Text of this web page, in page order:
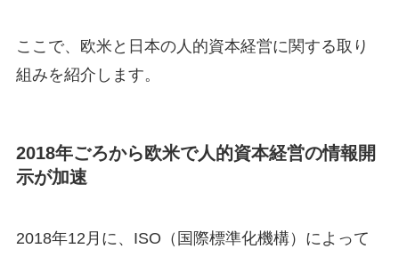
ここで、欧米と日本の人的資本経営に関する取り
組みを紹介します。
2018年ごろから欧米で人的資本経営の情報開
示が加速
2018年12月に、ISO（国際標準化機構）によって